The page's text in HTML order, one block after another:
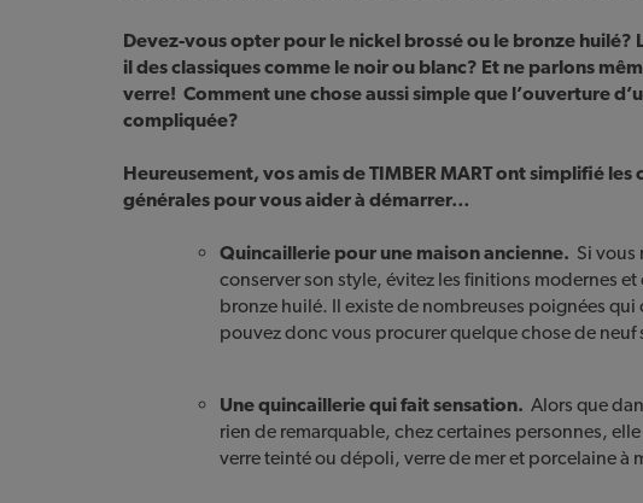
Devez-vous opter pour le nickel brossé ou le bronze huilé?
il des classiques comme le noir ou blanc? Et ne parlons
verre! Comment une chose aussi simple que l’ouverture
compliquée?
Heureusement, vos amis de TIMBER MART ont simplifié
générales pour vous aider à démarrer…
Quincaillerie pour une maison ancienne. Si vous
conserver son style, évitez les finitions modernes
bronze huilé. Il existe de nombreuses poignées
pouvez donc vous procurer quelque chose de neuf
Une quincaillerie qui fait sensation. Alors que
rien de remarquable, chez certaines personnes,
verre teinté ou dépoli, verre de mer et porcelaine à